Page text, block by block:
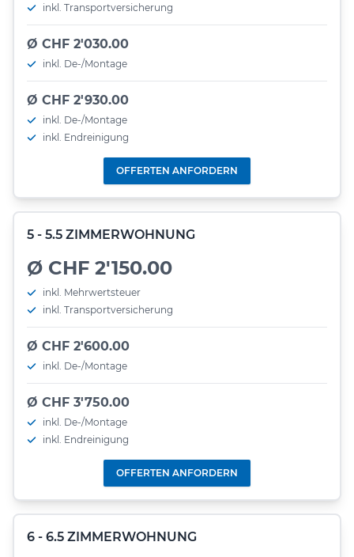
inkl. Transportversicherung
Ø CHF 2'030.00
inkl. De-/Montage
Ø CHF 2'930.00
inkl. De-/Montage
inkl. Endreinigung
OFFERTEN ANFORDERN
5 - 5.5 ZIMMERWOHNUNG
Ø CHF 2'150.00
inkl. Mehrwertsteuer
inkl. Transportversicherung
Ø CHF 2'600.00
inkl. De-/Montage
Ø CHF 3'750.00
inkl. De-/Montage
inkl. Endreinigung
OFFERTEN ANFORDERN
6 - 6.5 ZIMMERWOHNUNG